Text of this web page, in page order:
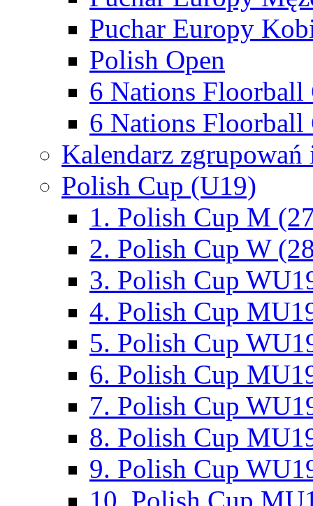
Puchar Europy
Polish Open
6 Nations Floorball
6 Nations Floorball
Kalendarz
Polish Cup (U19)
1. Polish Cup M
2. Polish Cup W
3. Polish Cup
4. Polish Cup
5. Polish Cup
6. Polish Cup
7. Polish Cup
8. Polish Cup
9. Polish Cup
10. Polish Cup